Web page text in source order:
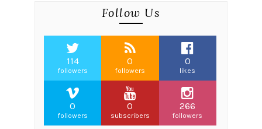
Follow Us
114
followers
0
followers
0
likes
0
followers
0
subscribers
266
followers